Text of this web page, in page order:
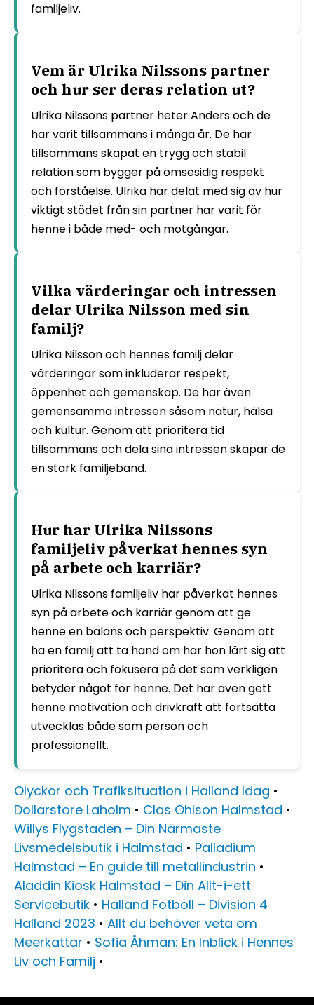
familjeliv.
Vem är Ulrika Nilssons partner
och hur ser deras relation ut?
Ulrika Nilssons partner heter Anders och de
har varit tillsammans i många år. De har
tillsammans skapat en trygg och stabil
relation som bygger på ömsesidig respekt
och förståelse. Ulrika har delat med sig av hur
viktigt stödet från sin partner har varit för
henne i både med- och motgångar.
Vilka värderingar och intressen
delar Ulrika Nilsson med sin
familj?
Ulrika Nilsson och hennes familj delar
värderingar som inkluderar respekt,
öppenhet och gemenskap. De har även
gemensamma intressen såsom natur, hälsa
och kultur. Genom att prioritera tid
tillsammans och dela sina intressen skapar de
en stark familjeband.
Hur har Ulrika Nilssons
familjeliv påverkat hennes syn
på arbete och karriär?
Ulrika Nilssons familjeliv har påverkat hennes
syn på arbete och karriär genom att ge
henne en balans och perspektiv. Genom att
ha en familj att ta hand om har hon lärt sig att
prioritera och fokusera på det som verkligen
betyder något för henne. Det har även gett
henne motivation och drivkraft att fortsätta
utvecklas både som person och
professionellt.
Olyckor och Trafiksituation i Halland Idag •
Dollarstore Laholm • Clas Ohlson Halmstad •
Willys Flygstaden – Din Närmaste
Livsmedelsbutik i Halmstad • Palladium
Halmstad – En guide till metallindustrin •
Aladdin Kiosk Halmstad – Din Allt-i-ett
Servicebutik • Halland Fotboll – Division 4
Halland 2023 • Allt du behöver veta om
Meerkattar • Sofia Åhman: En Inblick i Hennes
Liv och Familj •